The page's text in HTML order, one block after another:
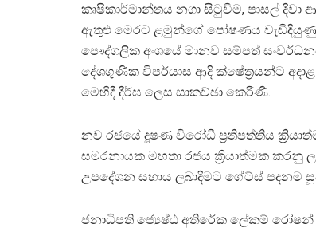
කෘෂිකාර්මාන්තය නගා සිටුවීම, පාසල් දිවා
ඇතුළු මෙරට ළමුන්ගේ පෝෂණය වැඩිදියුණු
පෞද්ගලික අංශයේ මානව සම්පත්
දේශගුණික විපර්යාස ආදි ක්ෂේත්‍රයන්ට අදාළ
මෙහිදී දීර්ඝ ලෙස සාකච්ඡා කෙරිණි.
නව රජයේ දූෂණ විරෝධී ප්‍රතිපත්තිය
සමරනායක මහතා රජය ක්‍රියාත්මක
උපදේශන සහාය ලබාදීමට ගේට්ස් පදනම
ජනාධිපති ජ්‍යෙෂ්ඨ අතිරේක ලේකම්